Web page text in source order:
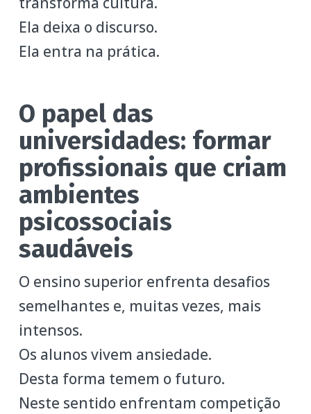
Ela deixa o discurso.
Ela entra na prática.
O papel das
universidades: formar
profissionais que criam
ambientes
psicossociais
saudáveis
O ensino superior enfrenta desafios
semelhantes e, muitas vezes, mais
intensos.
Os alunos vivem ansiedade.
Desta forma temem o futuro.
Neste sentido enfrentam competição